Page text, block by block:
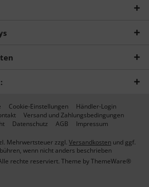
Cookie-Einstellungen
Händler-Login
Versand und Zahlungsbedingungen
Datenschutz AGB Impressum
Mehrwertsteuer zzgl. Versandkosten und ggf.
wenn nicht anders beschrieben
rechte reserviert. Theme byThemeWare®